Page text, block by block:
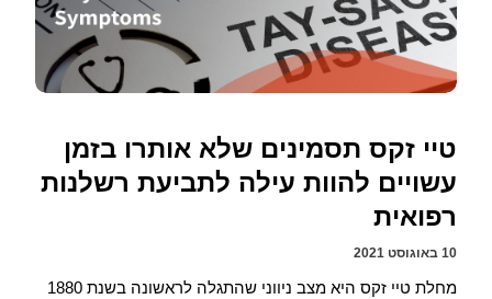
טיי זקס תסמינים שלא אותרו בזמן
עשויים להוות עילה לתביעת רשלנות
רפואית
10 באוגוסט 2021
מחלת טיי זקס היא מצב ניווני שהתגלה לראשונה בשנת 1880